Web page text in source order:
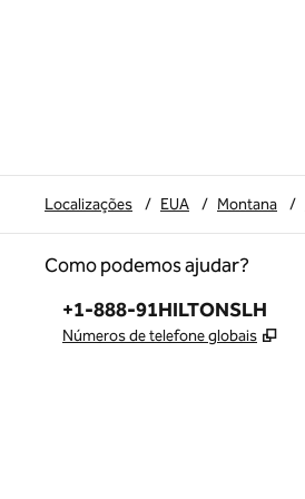
Localizações / EUA / Montana /
Como podemos ajudar?
Telefone:
+1-888-91HILTONSLH
Números de telefone globais ,